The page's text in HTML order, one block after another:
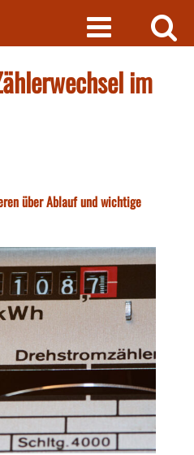
im
über Ablauf und wichtige